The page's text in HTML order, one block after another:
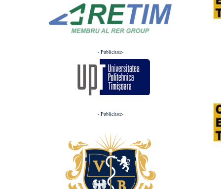
- Publicitate-
- Publicitate-